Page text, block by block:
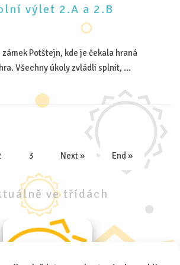
výlet 2.A a 2.B
Potštejn, kde je čekala hraná
Všechny úkoly zvládli splnit, …
3 Next » End »
ve třídách